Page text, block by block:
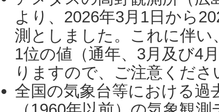
より、2026年3月1日から
測としました。これに伴い
1位の値（通年、3月及び4
りますので、ご注意くだ
全国の気象台等における過